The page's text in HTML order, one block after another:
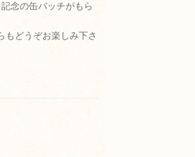
念の缶バッチがもら
もどうぞお楽しみ下さ